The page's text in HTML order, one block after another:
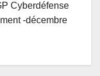
Cyberdéfense
-décembre